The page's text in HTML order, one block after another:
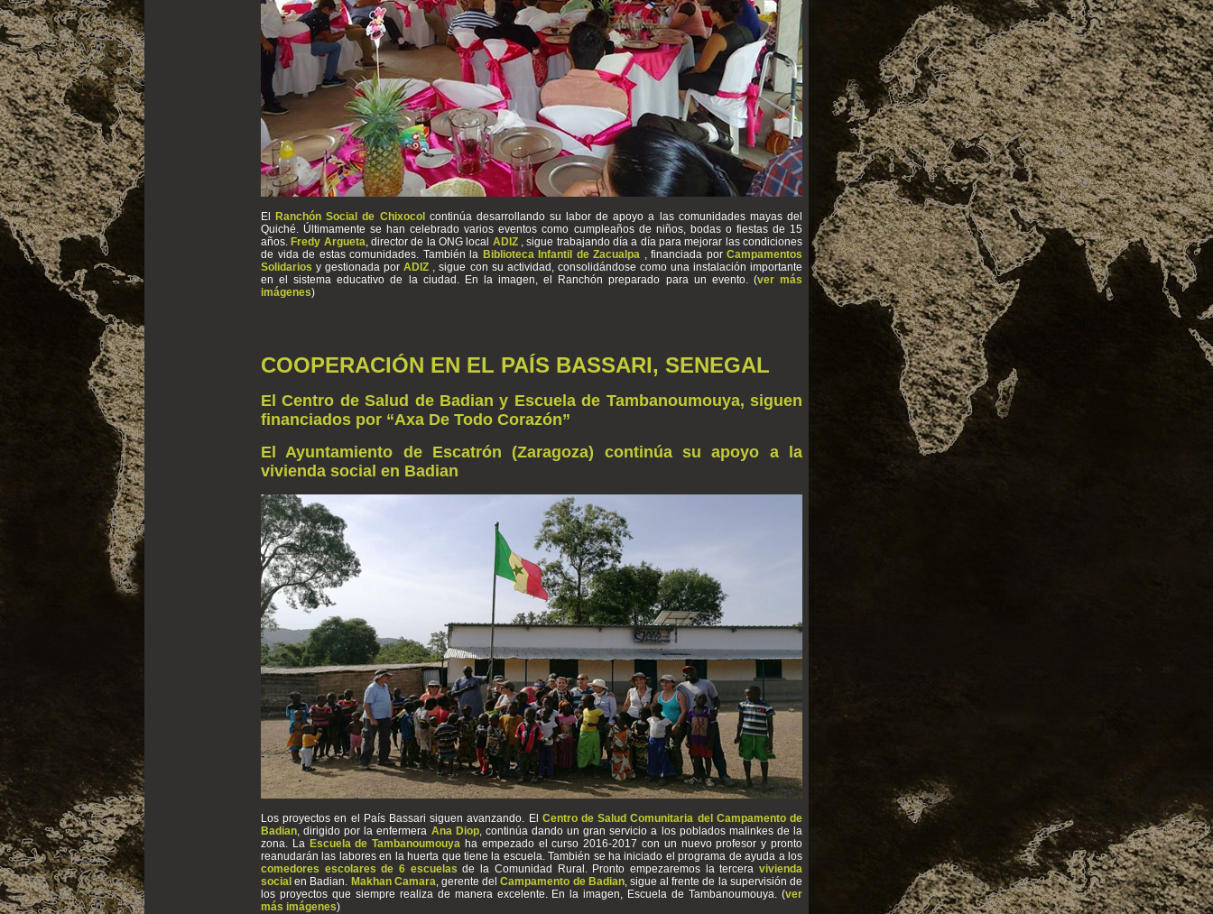
El Ranchón Social de Chixocol continúa desarrollando su labor de apoyo a las comunidades mayas del
Quiché. Últimamente se han celebrado varios eventos como cumpleaños de niños, bodas o fiestas de 15
años. Fredy Argueta, director de la ONG local ADIZ , sigue trabajando día a día para mejorar las condiciones
de vida de estas comunidades. También la Biblioteca Infantil de Zacualpa , financiada por Campamentos
Solidariosy gestionada porADIZ , sigue con su actividad, consolidándose como una instalación importante
en el sistema educativo de la ciudad. En la imagen, el Ranchón preparado para un evento. (ver más
imágenes)
COOPERACIÓN EN EL PAÍS BASSARI, SENEGAL
El Centro de Salud de Badian y Escuela de Tambanoumouya, siguen
financiados por “Axa De Todo Corazón”
El Ayuntamiento de Escatrón (Zaragoza) continúa su apoyo a la
vivienda social en Badian
Los proyectos en el País Bassari siguen avanzando. El Centro de Salud Comunitaria del Campamento de
Badian, dirigido por la enfermera Ana Diop, continúa dando un gran servicio a los poblados malinkes de la
zona. La Escuela de Tambanoumouya ha empezado el curso 2016-2017 con un nuevo profesor y pronto
reanudarán las labores en la huerta que tiene la escuela. También se ha iniciado el programa de ayuda a los
comedores escolares de 6 escuelasde la Comunidad Rural. Pronto empezaremos la terceravivienda
social en Badian. Makhan Camara, gerente delCampamento de Badian, sigue al frente de la supervisión de
los proyectos que siempre realiza de manera excelente. En la imagen, Escuela de Tambanoumouya. (ver
más imágenes)